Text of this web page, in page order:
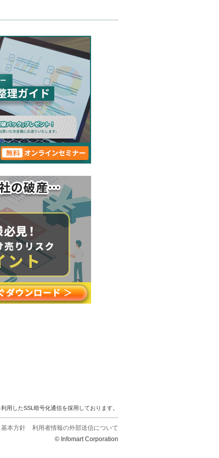
用したSSL暗号化通信を採用しております。
本方針
利用者情報の外部送信について
© Infomart Corporation